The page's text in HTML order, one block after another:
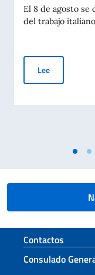
El 8 de agosto se
del trabajo
LeeDía
Sezione
Contactos
Consulado